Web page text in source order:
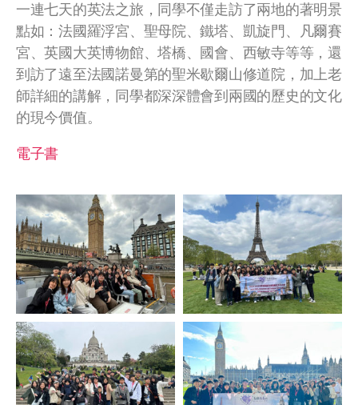
一連七天的英法之旅，同學不僅走訪了兩地的著明景
點如：法國羅浮宮、聖母院、鐵塔、凱旋門、凡爾賽
宮、英國大英博物館、塔橋、國會、西敏寺等等，還
到訪了遠至法國諾曼第的聖米歇爾山修道院，加上老
師詳細的講解，同學都深深體會到兩國的歷史的文化
的現今價值。
電子書